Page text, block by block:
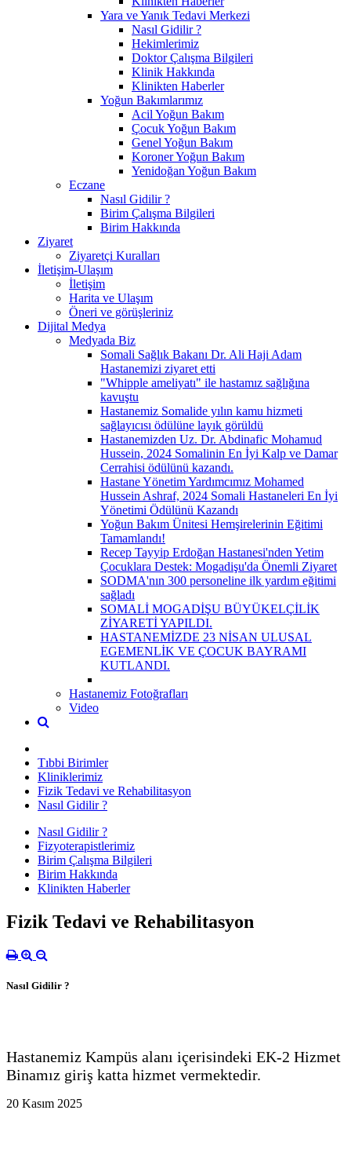
Yara ve Yanık Tedavi Merkezi
Nasıl Gidilir ?
Hekimlerimiz
Doktor Çalışma Bilgileri
Klinik Hakkında
Klinikten Haberler
Yoğun Bakımlarımız
Acil Yoğun Bakım
Çocuk Yoğun Bakım
Genel Yoğun Bakım
Koroner Yoğun Bakım
Yenidoğan Yoğun Bakım
Eczane
Nasıl Gidilir ?
Birim Çalışma Bilgileri
Birim Hakkında
Ziyaret
Ziyaretçi Kuralları
İletişim-Ulaşım
İletişim
Harita ve Ulaşım
Öneri ve görüşleriniz
Dijital Medya
Medyada Biz
Somali Sağlık Bakanı Dr. Ali Haji Adam
Hastanemizi ziyaret etti
"Whipple ameliyatı" ile hastamız sağlığına
kavuştu
Hastanemiz Somalide yılın kamu hizmeti
sağlayıcısı ödülüne layık görüldü
Hastanemizden Uz. Dr. Abdinafic Mohamud
Hussein, 2024 Somalinin En İyi Kalp ve Damar
Cerrahisi ödülünü kazandı.
Hastane Yönetim Yardımcımız Mohamed
Hussein Ashraf, 2024 Somali Hastaneleri En İyi
Yönetimi Ödülünü Kazandı
Yoğun Bakım Ünitesi Hemşirelerinin Eğitimi
Tamamlandı!
Recep Tayyip Erdoğan Hastanesi'nden Yetim
Çocuklara Destek: Mogadişu'da Önemli Ziyaret
SODMA'nın 300 personeline ilk yardım eğitimi
sağladı
SOMALİ MOGADİŞU BÜYÜKELÇİLİK
ZİYARETİ YAPILDI.
HASTANEMİZDE 23 NİSAN ULUSAL
EGEMENLİK VE ÇOCUK BAYRAMI
KUTLANDI.
Hastanemiz Fotoğrafları
Video
Tıbbi Birimler
Kliniklerimiz
Fizik Tedavi ve Rehabilitasyon
Nasıl Gidilir ?
Nasıl Gidilir ?
Fizyoterapistlerimiz
Birim Çalışma Bilgileri
Birim Hakkında
Klinikten Haberler
Fizik Tedavi ve Rehabilitasyon
Nasıl Gidilir ?
Hastanemiz Kampüs alanı içerisindeki EK-2 Hizmet
Binamız giriş katta hizmet vermektedir.
20 Kasım 2025